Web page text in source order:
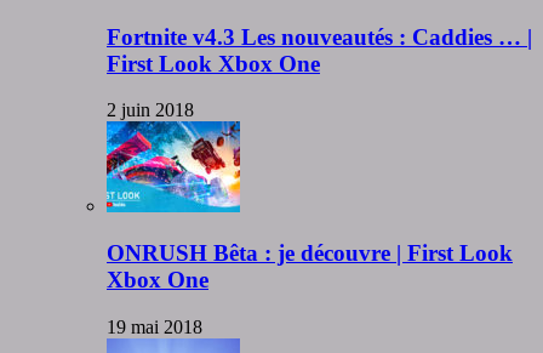
Fortnite v4.3 Les nouveautés : Caddies … |
First Look Xbox One
2 juin 2018
ONRUSH Bêta : je découvre | First Look
Xbox One
19 mai 2018